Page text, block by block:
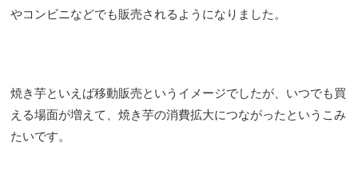
やコンビニなどでも販売されるようになりました。
焼き芋といえば移動販売というイメージでしたが、いつでも買
える場面が増えて、焼き芋の消費拡大につながったというこみ
たいです。